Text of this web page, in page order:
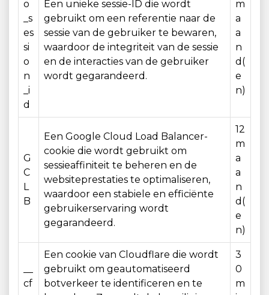
o
_s
es
si
o
n
_i
d
Een unieke sessie-ID die wordt
gebruikt om een ​​referentie naar de
sessie van de gebruiker te bewaren,
waardoor de integriteit van de sessie
en de interacties van de gebruiker
wordt gegarandeerd.
m
a
a
n
d(
e
n)
G
C
L
B
Een Google Cloud Load Balancer-
cookie die wordt gebruikt om
sessieaffiniteit te beheren en de
websiteprestaties te optimaliseren,
waardoor een stabiele en efficiënte
gebruikerservaring wordt
gegarandeerd.
12
m
a
a
n
d(
e
n)
cf
Een cookie van Cloudflare die wordt
gebruikt om geautomatiseerd
botverkeer te identificeren en te
3
0
m